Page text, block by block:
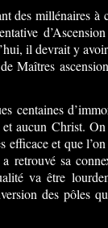
des millénaires à
il devrait y
Maîtres
centaines
et aucun Christ.
efficace et que
retrouvé sa
va être
des pôles